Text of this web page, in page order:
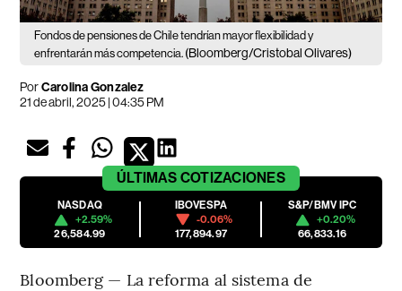
Fondos de pensiones de Chile tendrían mayor flexibilidad y
enfrentarán más competencia. (Bloomberg/Cristobal Olivares)
PorCarolina Gonzalez
21 de abril, 2025 | 04:35 PM
ÚLTIMAS COTIZACIONES
NASDAQ
+2.59%
26,584.99
IBOVESPA
-0.06%
177,894.97
S&P/BMV IPC
+0.20%
66,833.16
Bloomberg — La reforma al sistema de